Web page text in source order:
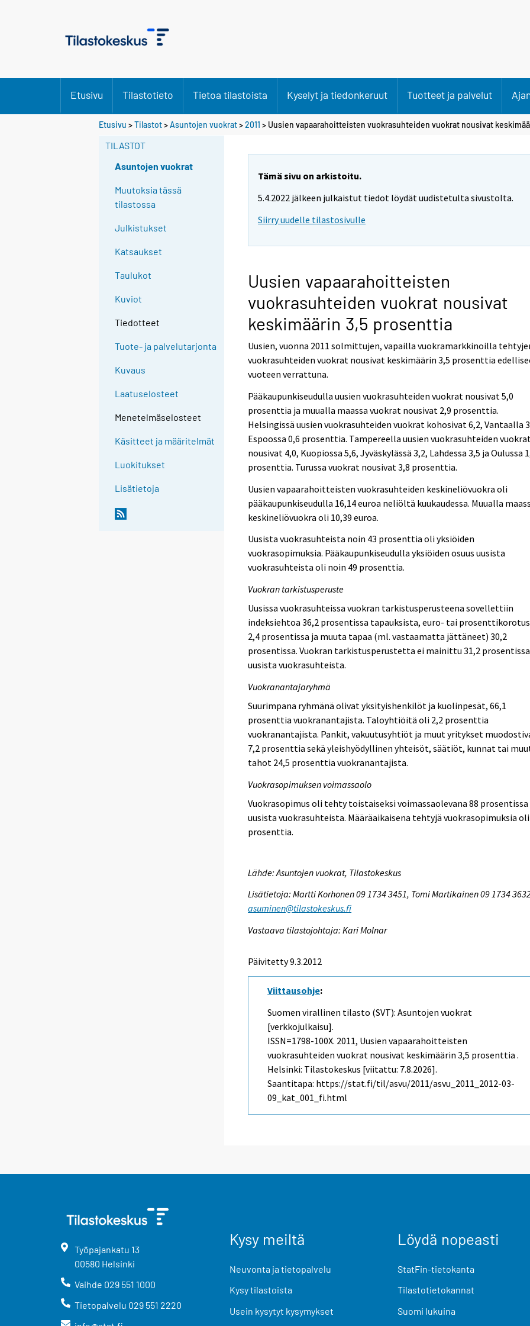
Etusivu Tilastotieto Tietoa tilastoista Kyselyt ja tiedonkeruut Tuotteet ja palvelut
Etusivu >Tilastot>Asuntojen vuokrat>2011 > Uusien vapaarahoitteisten vuokrasuhteiden vuokrat nousivat
TILASTOT
Asuntojen vuokrat
Muutoksia tässä
tilastossa
Julkistukset
Katsaukset
Taulukot
Kuviot
Tiedotteet
Tuote- ja palvelutarjonta
Kuvaus
Laatuselosteet
Menetelmäselosteet
Käsitteet ja määritelmät
Luokitukset
Lisätietoja
Tämä sivu on arkistoitu.
5.4.2022 jälkeen julkaistut tiedot löydät uudistetulta sivustolta.
Siirry uudelle tilastosivulle
Uusien vapaarahoitteisten
vuokrasuhteiden vuokrat nousivat
keskimäärin 3,5 prosenttia
Uusien, vuonna 2011 solmittujen, vapailla vuokramarkkinoilla
vuokrasuhteiden vuokrat nousivat keskimäärin 3,5 prosenttia
vuoteen verrattuna.
Pääkaupunkiseudulla uusien vuokrasuhteiden vuokrat nousivat 5,0
prosenttia ja muualla maassa vuokrat nousivat 2,9 prosenttia.
Helsingissä uusien vuokrasuhteiden vuokrat kohosivat 6,2, Vantaalla
Espoossa 0,6 prosenttia. Tampereella uusien vuokrasuhteiden
nousivat 4,0, Kuopiossa 5,6, Jyväskylässä 3,2, Lahdessa 3,5 ja Oulussa
prosenttia. Turussa vuokrat nousivat 3,8 prosenttia.
Uusien vapaarahoitteisten vuokrasuhteiden keskineliövuokra oli
pääkaupunkiseudulla 16,14 euroa neliöltä kuukaudessa. Muualla
keskineliövuokra oli 10,39 euroa.
Uusista vuokrasuhteista noin 43 prosenttia oli yksiöiden
vuokrasopimuksia. Pääkaupunkiseudulla yksiöiden osuus uusista
vuokrasuhteista oli noin 49 prosenttia.
Vuokran tarkistusperuste
Uusissa vuokrasuhteissa vuokran tarkistusperusteena sovellettiin
indeksiehtoa 36,2 prosentissa tapauksista, euro- tai
2,4 prosentissa ja muuta tapaa (ml. vastaamatta jättäneet) 30,2
prosentissa. Vuokran tarkistusperustetta ei mainittu 31,2 prosentissa
uusista vuokrasuhteista.
Vuokranantajaryhmä
Suurimpana ryhmänä olivat yksityishenkilöt ja kuolinpesät, 66,1
prosenttia vuokranantajista. Taloyhtiöitä oli 2,2 prosenttia
vuokranantajista. Pankit, vakuutusyhtiöt ja muut yritykset
7,2 prosenttia sekä yleishyödyllinen yhteisöt, säätiöt, kunnat tai
tahot 24,5 prosenttia vuokranantajista.
Vuokrasopimuksen voimassaolo
Vuokrasopimus oli tehty toistaiseksi voimassaolevana 88 prosentissa
uusista vuokrasuhteista. Määräaikaisena tehtyjä vuokrasopimuksia
prosenttia.
Lähde: Asuntojen vuokrat, Tilastokeskus
Lisätietoja: Martti Korhonen 09 1734 3451, Tomi Martikainen 09 1734
asuminen@tilastokeskus.fi
Vastaava tilastojohtaja: Kari Molnar
Päivitetty 9.3.2012
Viittausohje:
Suomen virallinen tilasto (SVT): Asuntojen vuokrat
[verkkojulkaisu].
ISSN=1798-100X. 2011, Uusien vapaarahoitteisten
vuokrasuhteiden vuokrat nousivat keskimäärin 3,5 prosenttia .
Helsinki: Tilastokeskus [viitattu: 7.8.2026].
Saantitapa: https://stat.fi/til/asvu/2011/asvu_2011_2012-03-
09_kat_001_fi.html
Työpajankatu 13
00580 Helsinki
Vaihde 029 551 1000
Tietopalvelu 029 551 2220
Kysy meiltä
Neuvonta ja tietopalvelu
Kysy tilastoista
Usein kysytyt kysymykset
Löydä nopeasti
StatFin-tietokanta
Tilastotietokannat
Suomi lukuina